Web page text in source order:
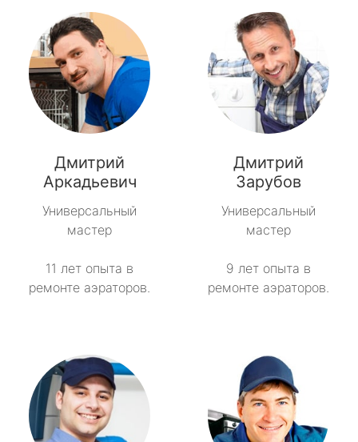
Дмитрий
Аркадьевич
Универсальный
мастер
11 лет опыта в
ремонте аэраторов.
Дмитрий
Зарубов
Универсальный
мастер
9 лет опыта в
ремонте аэраторов.